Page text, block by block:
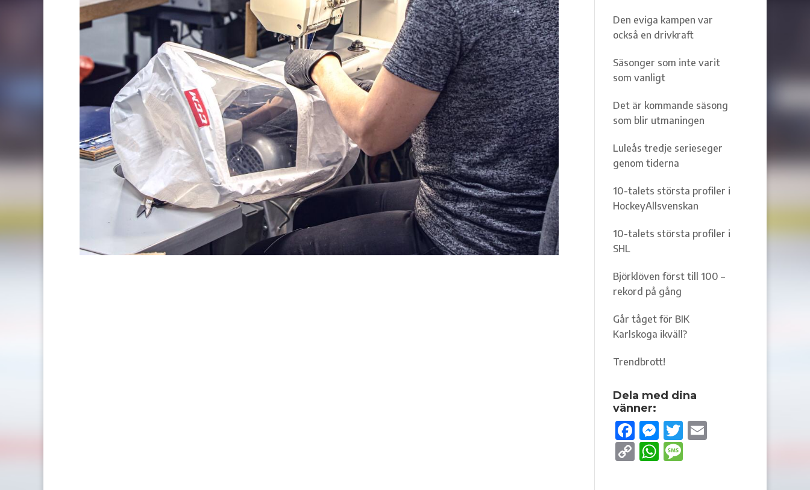
Den eviga kampen var
också en drivkraft
Säsonger som inte varit
som vanligt
Det är kommande säsong
som blir utmaningen
Luleås tredje serieseger
genom tiderna
10-talets största profiler i
HockeyAllsvenskan
10-talets största profiler i
SHL
Björklöven först till 100 –
rekord på gång
Går tåget för BIK
Karlskoga ikväll?
Trendbrott!
Dela med dina
vänner:
F
ac
e
M
es
se
T
w
E
C WM